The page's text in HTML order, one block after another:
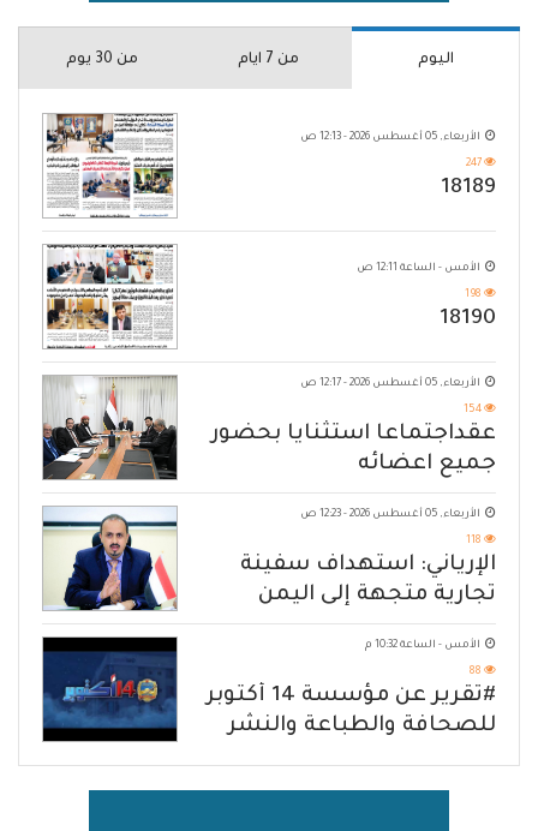
اليوم من 7 ايام من 30 يوم
الأربعاء, 05 أغسطس 2026 - 12:13 ص
247
18189
الأمس - الساعة 12:11 ص
198
18190
الأربعاء, 05 أغسطس 2026 - 12:17 ص
154
عقداجتماعا استثنايا بحضور
جميع اعضائه
الأربعاء, 05 أغسطس 2026 - 12:23 ص
118
الإرياني: استهداف سفينة
تجارية متجهة إلى اليمن
يكشف حصار الحوثي للشعب
الأمس - الساعة 10:32 م
88
#تقرير عن مؤسسة 14 أكتوبر
للصحافة والطباعة والنشر